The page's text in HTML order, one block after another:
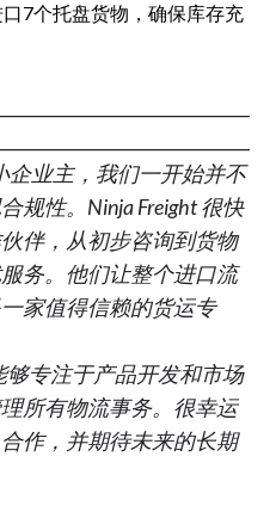
口7个托盘货物，确保库存充
企业主，我们一开始并不
规性。Ninja Freight 很快
伴，从初步咨询到货物
务。他们让整个进口流
家值得信赖的货运专
够专注于产品开发和市场
所有物流事务。很幸运
作，并期待未来的长期